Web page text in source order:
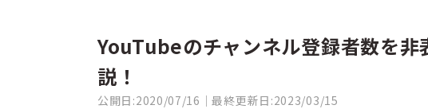
YouTubeのチャンネル登録者数を非
説！
公開日:2020/07/16｜最終更新日:2023/03/15